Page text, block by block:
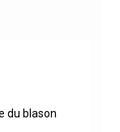
du blason